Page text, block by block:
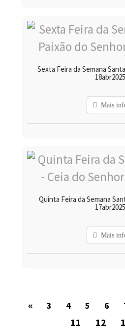
Sexta Feira da Semana
18abr2025
Mais
Quinta Feira da Semana
17abr2025
Mais
« 3 4 5 6
11
12